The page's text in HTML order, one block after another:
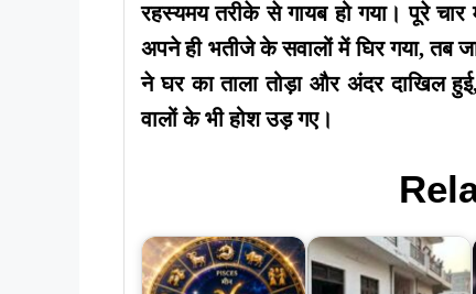
रहस्यमय तरीके से गायब हो गया। पूरे
अपने ही भतीजे के सवालों में घिर गया, तब
ने घर का ताला तोड़ा और अंदर दाखिल
वालों के भी होश उड़ गए।